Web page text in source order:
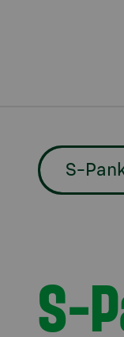
S-
S-